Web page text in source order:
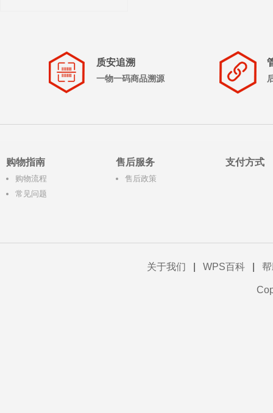
质安追溯
一物一码商品溯源
购物指南
购物流程
常见问题
售后服务
售后政策
支付方式
关于我们 WPS百科